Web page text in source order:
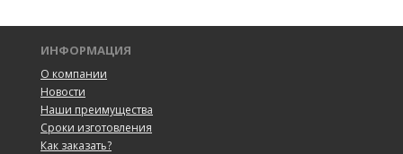
ИНФОРМАЦИЯ
О компании
Новости
Наши преимущества
Сроки изготовления
Как заказать?